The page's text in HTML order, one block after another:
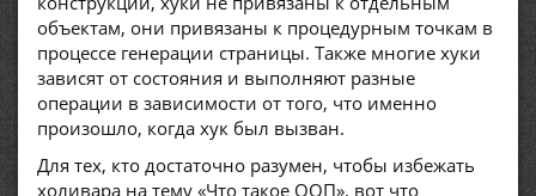
объектам, они привязаны к процедурным точкам в
процессе генерации страницы. Также многие хуки
зависят от состояния и выполняют разные
операции в зависимости от того, что именно
произошло, когда хук был вызван.
Для тех, кто достаточно разумен, чтобы избежать
холивара на тему «Что такое ООП», вот что